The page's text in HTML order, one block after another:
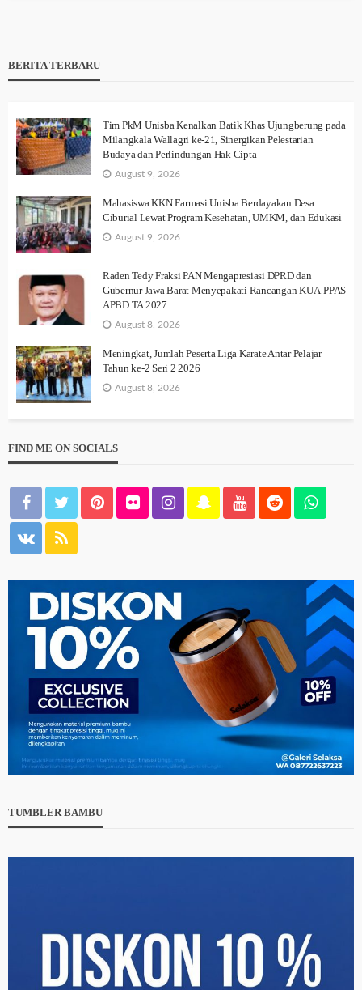
BERITA TERBARU
Tim PkM Unisba Kenalkan Batik Khas Ujungberung pada
Milangkala Wallagri ke-21, Sinergikan Pelestarian
Budaya dan Perlindungan Hak Cipta
August 9, 2026
Mahasiswa KKN Farmasi Unisba Berdayakan Desa
Ciburial Lewat Program Kesehatan, UMKM, dan Edukasi
August 9, 2026
Raden Tedy Fraksi PAN Mengapresiasi DPRD dan
Gubernur Jawa Barat Menyepakati Rancangan KUA-PPAS
APBD TA 2027
August 8, 2026
Meningkat, Jumlah Peserta Liga Karate Antar Pelajar
Tahun ke-2 Seri 2 2026
August 8, 2026
FIND ME ON SOCIALS
TUMBLER BAMBU